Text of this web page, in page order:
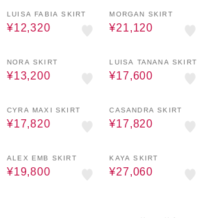
LUISA FABIA SKIRT
¥12,320
MORGAN SKIRT
¥21,120
NORA SKIRT
¥13,200
LUISA TANANA SKIRT
¥17,600
CYRA MAXI SKIRT
¥17,820
CASANDRA SKIRT
¥17,820
ALEX EMB SKIRT
¥19,800
KAYA SKIRT
¥27,060